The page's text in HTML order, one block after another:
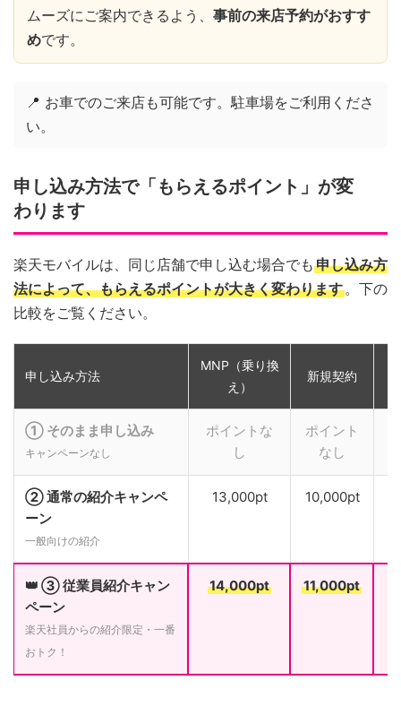
ムーズにご案内できるよう、 事前の来店予約がおすす
めです。
📍 お車でのご来店も可能です。駐車場をご利用くださ
い。
申し込み方法で「もらえるポイント」が変
わります
楽天モバイルは、同じ店舗で申し込む場合でも 申し込み方
法によって、もらえるポイントが大きく変わります。下の
比較をご覧ください。
申し込み方法
MNP（乗り換
え）
新規契約
① そのまま申し込み
キャンペーンなし
ポイントな
し
ポイント
なし
② 通常の紹介キャンペ
ーン
一般向けの紹介
13,000pt 10,000pt
👑 ③ 従業員紹介キャン
ペーン
楽天社員からの紹介限定・一番
おトク！
14,000pt 11,000pt